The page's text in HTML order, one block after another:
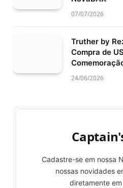
07/07/2026
Truther by
Compra de
24/06/2026
Cadastre-se em nossa
nossas novidades
diretamente